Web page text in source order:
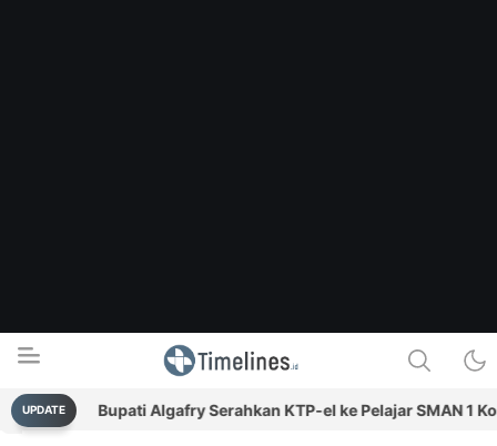
Timelines.id
Media Literasi, Sejarah & Budaya
UPDATE Bupati Algafry Serahkan KTP-el ke Pelajar SMAN 1